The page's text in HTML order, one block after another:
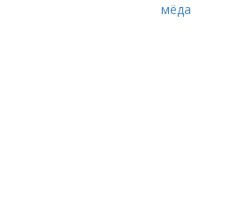
мёда